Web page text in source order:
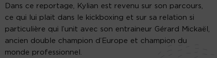
Dans ce reportage, Kylian est revenu sur son parcours,
ce qui lui plait dans le kickboxing et sur sa relation si
particulière qui l’unit avec son entraineur Gérard Mickaël,
ancien double champion d’Europe et champion du
monde professionnel.